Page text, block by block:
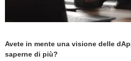
Avete in mente una visione delle
saperne di più?